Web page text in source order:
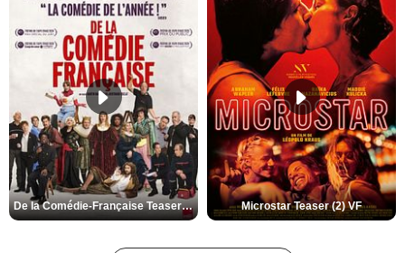
De la Comédie-Française Teaser (3) VF Microstar Teaser (2) VF